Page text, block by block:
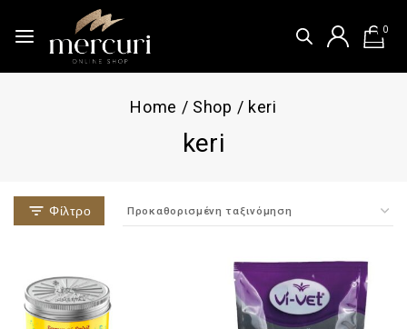
0
Home / Shop / keri
keri
Φίλτρο